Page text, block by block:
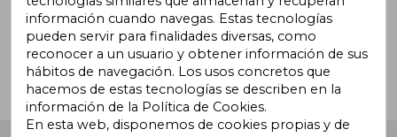
¿Necesitas ayuda?
información cuando navegas. Estas tecnologías
pueden servir para finalidades diversas, como
reconocer a un usuario y obtener información de sus
hábitos de navegación. Los usos concretos que
hacemos de estas tecnologías se describen en la
información de la Política de Cookies.
En esta web, disponemos de cookies propias y de